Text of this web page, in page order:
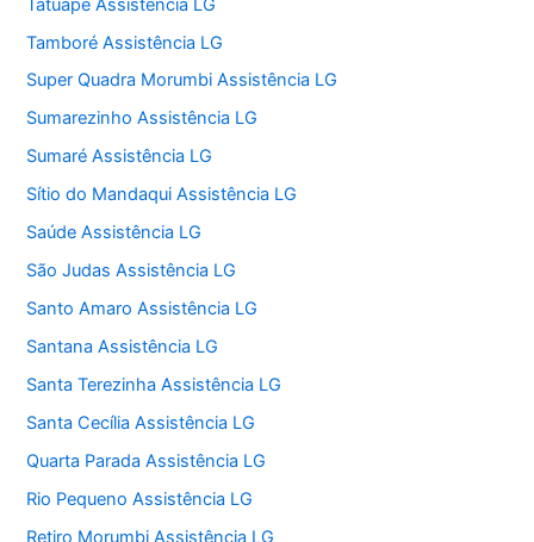
Tamboré Assistência LG
Super Quadra Morumbi Assistência LG
Sumarezinho Assistência LG
Sumaré Assistência LG
Sítio do Mandaqui Assistência LG
Saúde Assistência LG
São Judas Assistência LG
Santo Amaro Assistência LG
Santana Assistência LG
Santa Terezinha Assistência LG
Santa Cecília Assistência LG
Quarta Parada Assistência LG
Rio Pequeno Assistência LG
Retiro Morumbi Assistência LG